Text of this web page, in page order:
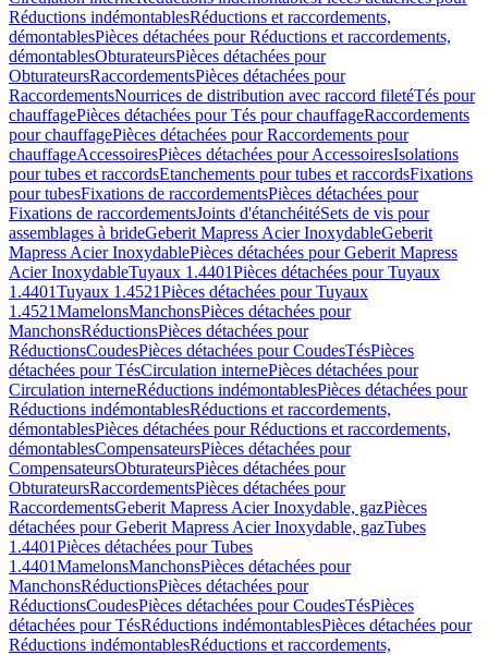
Réductions indémontablesRéductions et raccordements,
démontablesPièces détachées pour Réductions et raccordements,
démontablesObturateursPièces détachées pour
ObturateursRaccordementsPièces détachées pour
RaccordementsNourrices de distribution avec raccord filetéTés pour
chauffagePièces détachées pour Tés pour chauffageRaccordements
pour chauffagePièces détachées pour Raccordements pour
chauffageAccessoiresPièces détachées pour AccessoiresIsolations
pour tubes et raccordsEtanchements pour tubes et raccordsFixations
pour tubesFixations de raccordementsPièces détachées pour
Fixations de raccordementsJoints d'étanchéitéSets de vis pour
assemblages à brideGeberit Mapress Acier InoxydableGeberit
Mapress Acier InoxydablePièces détachées pour Geberit Mapress
Acier InoxydableTuyaux 1.4401Pièces détachées pour Tuyaux
1.4401Tuyaux 1.4521Pièces détachées pour Tuyaux
1.4521MamelonsManchonsPièces détachées pour
ManchonsRéductionsPièces détachées pour
RéductionsCoudesPièces détachées pour CoudesTésPièces
détachées pour TésCirculation internePièces détachées pour
Circulation interneRéductions indémontablesPièces détachées pour
Réductions indémontablesRéductions et raccordements,
démontablesPièces détachées pour Réductions et raccordements,
démontablesCompensateursPièces détachées pour
CompensateursObturateursPièces détachées pour
ObturateursRaccordementsPièces détachées pour
RaccordementsGeberit Mapress Acier Inoxydable, gazPièces
détachées pour Geberit Mapress Acier Inoxydable, gazTubes
1.4401Pièces détachées pour Tubes
1.4401MamelonsManchonsPièces détachées pour
ManchonsRéductionsPièces détachées pour
RéductionsCoudesPièces détachées pour CoudesTésPièces
détachées pour TésRéductions indémontablesPièces détachées pour
Réductions indémontablesRéductions et raccordements,